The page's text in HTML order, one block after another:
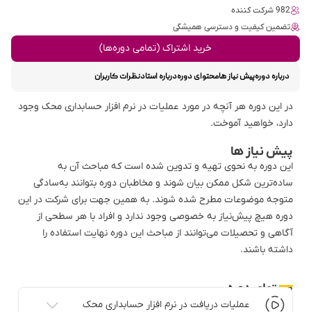
982 شرکت کننده
تضمین کیفیت و دسترسی همیشگی
خرید اشتراک (تمامی دوره‌ها)
درباره دورهپیش نیاز هامحتوای دورهدرباره استادنظرات کاربران
در این دوره هر آنچه در مورد عملیات در نرم افزار حسابداری محک وجود
دارد، خواهید آموخت.
پیش نیاز ها
این دوره به نحوی تهیه و تدوین شده است که مباحث آن به
ساده‌ترین شکل ممکن بیان شوند و مخاطبان دوره بتوانند به‌سادگی
متوجه موضوعات مطرح شده شوند. به همین جهت برای شرکت در این
دوره هیچ پیش‌نیاز به خصوصی وجود ندارد و افراد با هر سطحی از
آگاهی و تحصیلات می‌توانند از مباحث این دوره نهایت استفاده را
داشته باشند.
محتوای دوره
عملیات دریافت در نرم افزار حسابداری محک